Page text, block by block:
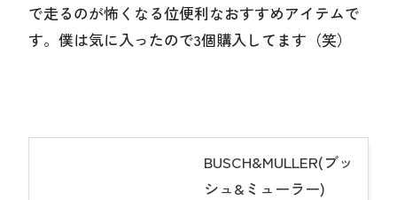
で走るのが怖くなる位便利なおすすめアイテムで
す。僕は気に入ったので3個購入してます（笑）
BUSCH&MULLER(ブッ
シュ&ミューラー)